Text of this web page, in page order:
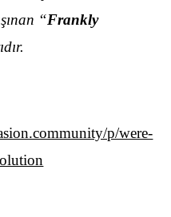
“Frankly
p/were-